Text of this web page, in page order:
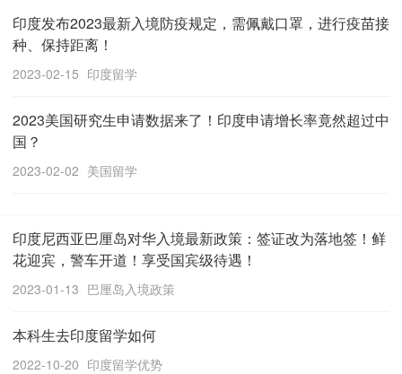
印度发布2023最新入境防疫规定，需佩戴口罩，进行疫苗接
种、保持距离！
2023-02-15 印度留学
2023美国研究生申请数据来了！印度申请增长率竟然超过中
国？
2023-02-02 美国留学
印度尼西亚巴厘岛对华入境最新政策：签证改为落地签！鲜
花迎宾，警车开道！享受国宾级待遇！
2023-01-13 巴厘岛入境政策
本科生去印度留学如何
2022-10-20 印度留学优势